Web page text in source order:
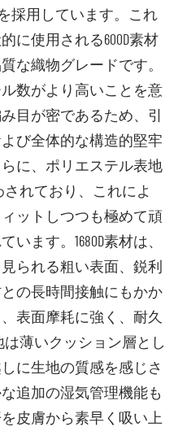
を採用しています。これ
に使用される600D素材
な織物グレードです。
ル数がより高いことを意
目が密であるため、引
び全体的な構造的堅牢
に、ポリエステル表地
されており、これによ
ットしつつも極めて頑
ます。1680D素材は、
られる粗い表面、鋭利
の長時間接触にもかか
表面摩耗に強く、耐久
は薄いクッション層とし
に生地の質感を感じさ
追加の湿気管理機能も
皮膚から素早く吸い上